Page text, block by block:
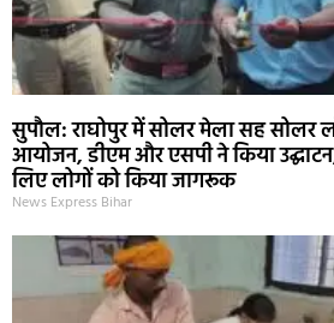
सुपौल: राघोपुर में सोलर मेला सह सोलर
आयोजन, डीएम और एसपी ने किया
लिए लोगों को किया जागरूक
News Express Bihar